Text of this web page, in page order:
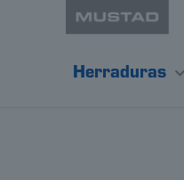
Herraduras